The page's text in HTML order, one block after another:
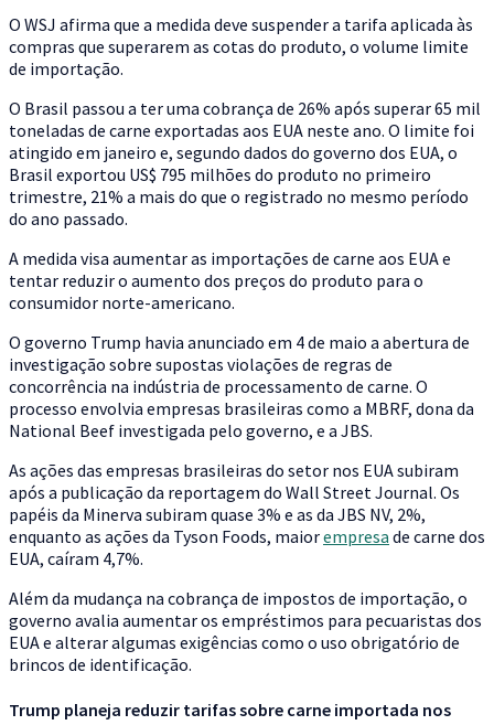
O WSJ afirma que a medida deve suspender a tarifa aplicada às
compras que superarem as cotas do produto, o volume limite
de importação.
O Brasil passou a ter uma cobrança de 26% após superar 65 mil
toneladas de carne exportadas aos EUA neste ano. O limite foi
atingido em janeiro e, segundo dados do governo dos EUA, o
Brasil exportou US$ 795 milhões do produto no primeiro
trimestre, 21% a mais do que o registrado no mesmo período
do ano passado.
A medida visa aumentar as importações de carne aos EUA e
tentar reduzir o aumento dos preços do produto para o
consumidor norte-americano.
O governo Trump havia anunciado em 4 de maio a abertura de
investigação sobre supostas violações de regras de
concorrência na indústria de processamento de carne. O
processo envolvia empresas brasileiras como a MBRF, dona da
National Beef investigada pelo governo, e a JBS.
As ações das empresas brasileiras do setor nos EUA subiram
após a publicação da reportagem do Wall Street Journal. Os
papéis da Minerva subiram quase 3% e as da JBS NV, 2%,
enquanto as ações da Tyson Foods, maiorempresa de carne dos
EUA, caíram 4,7%.
Além da mudança na cobrança de impostos de importação, o
governo avalia aumentar os empréstimos para pecuaristas dos
EUA e alterar algumas exigências como o uso obrigatório de
brincos de identificação.
Trump planeja reduzir tarifas sobre carne importada nos